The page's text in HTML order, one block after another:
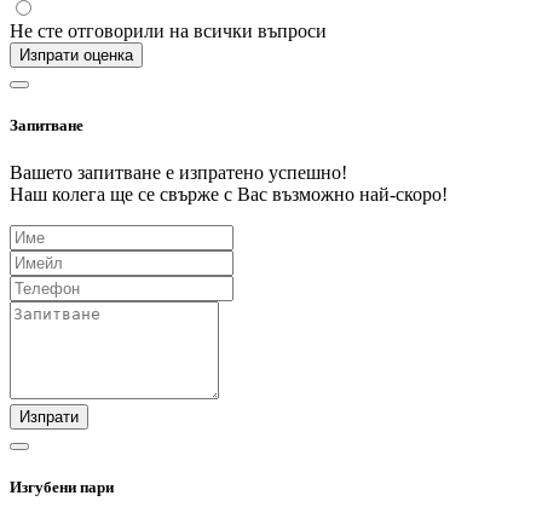
Не сте отговорили на всички въпроси
Изпрати оценка
Запитване
Вашето запитване е изпратено успешно!
Наш колега ще се свърже с Вас възможно най-скоро!
Изпрати
Изгубени пари